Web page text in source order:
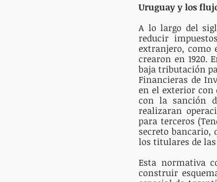
Uruguay y los
A lo largo del
reducir
extranjero, como
crearon en 1920.
baja tributación
Financieras de
en el exterior con
con la sanción
realizaran
para terceros
secreto bancario,
los titulares de
Esta normativa
construir